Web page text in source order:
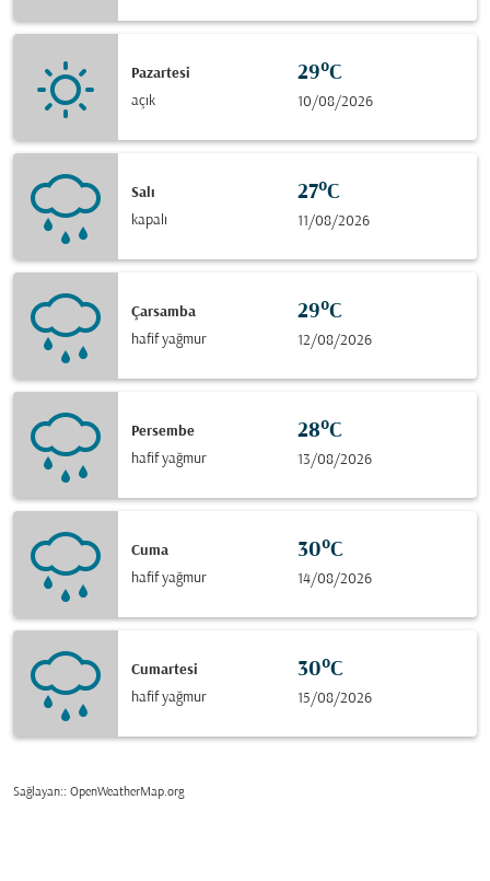
Pazartesi
açık
29°C
10/08/2026
Salı
kapalı
27°C
11/08/2026
Çarsamba
hafif yağmur
29°C
12/08/2026
Persembe
hafif yağmur
28°C
13/08/2026
Cuma
hafif yağmur
30°C
14/08/2026
Cumartesi
hafif yağmur
30°C
15/08/2026
Sağlayan:: OpenWeatherMap.org